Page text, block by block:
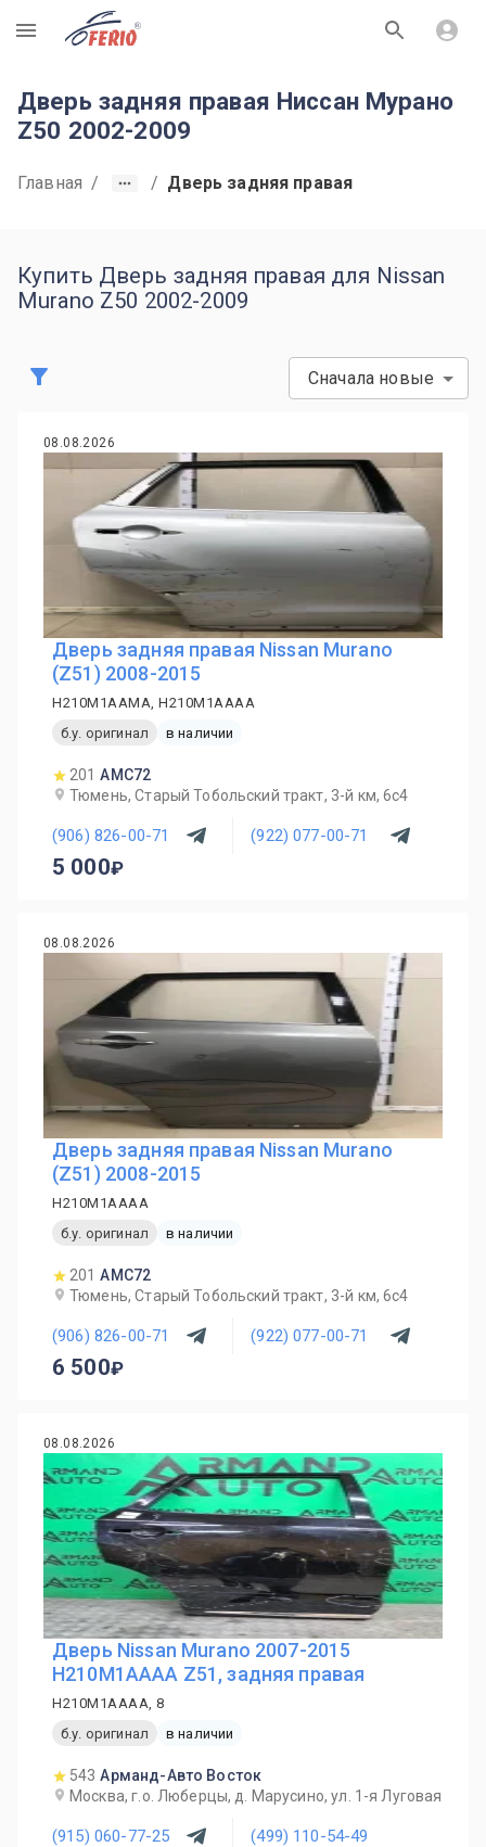
R
Дверь задняя правая Ниссан Мурано
Z50 2002-2009
Главная / / Дверь задняя правая
Купить Дверь задняя правая для Nissan
Murano Z50 2002-2009
Сначала новые
08.08.2026
Дверь задняя правая Nissan Murano
(Z51) 2008-2015
H210M1AAMA, H210M1AAAA
б.у. оригинал
в наличии
201 AMC72
Тюмень, Старый Тобольский тракт, 3-й км, 6с4
(906) 826-00-71 (922) 077-00-71
5 000
08.08.2026
Дверь задняя правая Nissan Murano
(Z51) 2008-2015
H210M1AAAA
б.у. оригинал
в наличии
201 AMC72
Тюмень, Старый Тобольский тракт, 3-й км, 6с4
(906) 826-00-71 (922) 077-00-71
6 500
08.08.2026
Дверь Nissan Murano 2007-2015
H210M1AAAA Z51, задняя правая
H210M1AAAA, 8
б.у. оригинал
в наличии
543 Арманд-Авто Восток
Москва, г.о. Люберцы, д. Марусино, ул. 1-я Луговая
(915) 060-77-25 (499) 110-54-49